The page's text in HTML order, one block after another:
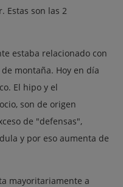
Estas son las 2
estaba relacionado con
montaña. Hoy en día
El hipo y el
son de origen
de "defensas",
y por eso aumenta de
mayoritariamente a